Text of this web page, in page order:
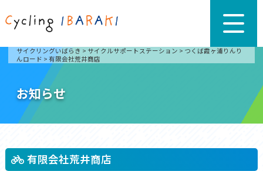
サイクリングいばらき > サイクルサポートステーション > つくば霞ヶ浦りんり
んロード > 有限会社荒井商店
お知らせ
有限会社荒井商店